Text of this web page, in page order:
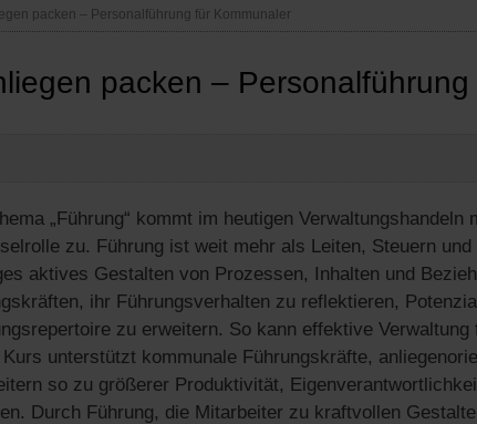
packen – Personalführung für Kommunaler
packen –
„Führung“ kommt im heutigen Verwaltungshandeln
zu. Führung ist weit mehr als Leiten, Steuern
aktives Gestalten von Prozessen, Inhalten und
ihr Führungsverhalten zu reflektieren,
zu erweitern. So kann effektive Verwaltung
unterstützt kommunale Führungskräfte,
so zu größerer Produktivität,
Durch Führung, die Mitarbeiter zu kraftvollen